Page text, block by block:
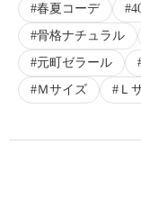
春夏コーデ
骨格ナチュラル
元町ゼラール
Ｍサイズ
Ｌ